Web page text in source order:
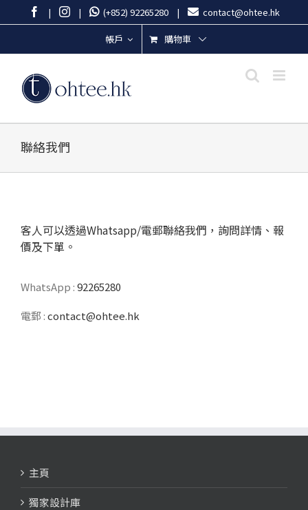
to
Facebook
| Instagram
| (+852) 92265280 | contact@ohtee.hk
帳戶 購物車
聯絡我們
客人可以透過Whatsapp/電郵聯絡我們，詢問詳情、報
價及下單。
WhatsApp :92265280
電郵 :contact@ohtee.hk
主頁
獨家設計庫